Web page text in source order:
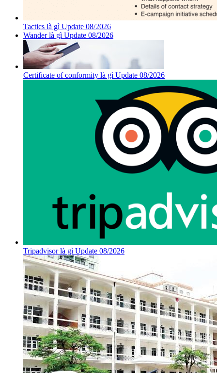
Tactics là gì Update 08/2026
Wander là gì Update 08/2026
Certificate of conformity là gì Update 08/2026
Tripadvisor là gì Update 08/2026